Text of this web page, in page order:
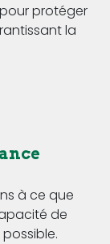
protéger
la
à ce que
de